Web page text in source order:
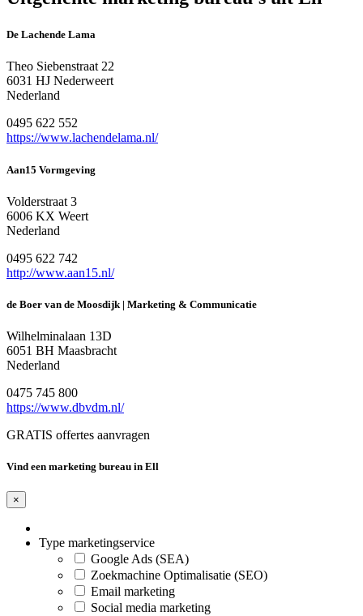
De Lachende Lama
Theo Siebenstraat 22
6031 HJ Nederweert
Nederland
0495 622 552
https://www.lachendelama.nl/
Aan15 Vormgeving
Volderstraat 3
6006 KX Weert
Nederland
0495 622 742
http://www.aan15.nl/
de Boer van de Moosdijk | Marketing & Communicatie
Wilhelminalaan 13D
6051 BH Maasbracht
Nederland
0475 745 800
https://www.dbvdm.nl/
GRATIS offertes aanvragen
Vind een marketing bureau in Ell
×
Type marketingservice
Google Ads (SEA)
Zoekmachine Optimalisatie (SEO)
Email marketing
Social media marketing